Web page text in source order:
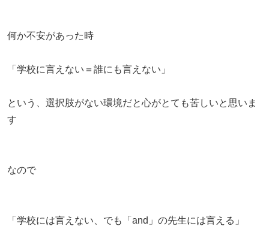
何か不安があった時
「学校に言えない＝誰にも言えない」
​という、選択肢がない環境だと心がとても苦しいと思いま
す
なので
「学校には言えない、でも「and」の先生には言える」